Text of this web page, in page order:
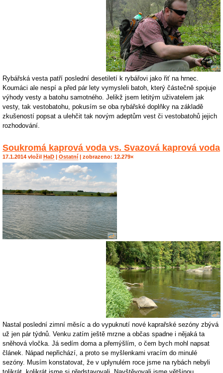
Rybářská vesta patří poslední desetiletí k rybářovi jako řiť na hrnec.
Koumáci ale nespí a před pár lety vymysleli batoh, který částečně spojuje
výhody vesty a batohu samotného. Jelikž jsem letitým uživatelem jak
vesty, tak vestobatohu, pokusím se oba rybářské doplňky na základě
zkušeností popsat a ulehčit tak novým adeptům vest či vestobatohů jejich
rozhodování.
Soukromá kaprová voda vs. Svazová kaprová voda
17.1.2014 vložil HaD | Ostatní | zobrazeno: 12.279×
Nastal poslední zimní měsíc a do vypuknutí nové kaprařské sezóny zbývá
už jen pár týdnů. Venku zatím ještě mrzne a občas spadne i nějaká ta
sněhová vločka. Já sedím doma a přemýšlím, o čem bych mohl napsat
článek. Nápad nepřichází, a proto se myšlenkami vracím do minulé
sezóny. Musím konstatovat, že v uplynulém roce jsme na rybách nebyli